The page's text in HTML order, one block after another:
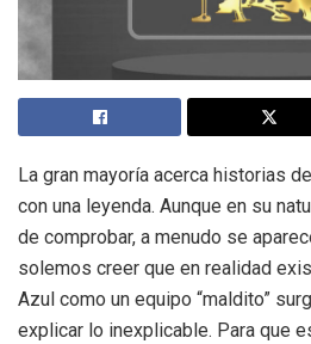
La gran mayoría acerca historias
con una leyenda. Aunque en su
de comprobar, a menudo se
solemos creer que en realidad
Azul como un equipo “maldito”
explicar lo inexplicable. Para que